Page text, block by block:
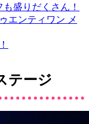
盛りだくさん！
エンティワン メ
テージ